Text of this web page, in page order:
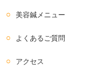
美容鍼メニュー
よくあるご質問
アクセス